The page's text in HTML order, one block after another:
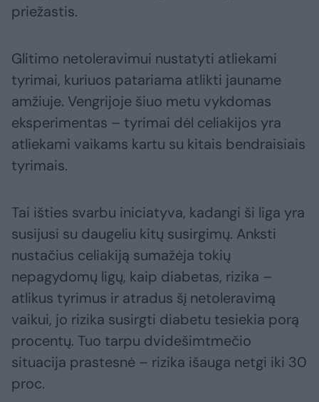
priežastis.
Glitimo netoleravimui nustatyti atliekami
tyrimai, kuriuos patariama atlikti jauname
amžiuje. Vengrijoje šiuo metu vykdomas
eksperimentas – tyrimai dėl celiakijos yra
atliekami vaikams kartu su kitais bendraisiais
tyrimais.
Tai išties svarbu iniciatyva, kadangi ši liga yra
susijusi su daugeliu kitų susirgimų. Anksti
nustačius celiakiją sumažėja tokių
nepagydomų ligų, kaip diabetas, rizika –
atlikus tyrimus ir atradus šį netoleravimą
vaikui, jo rizika susirgti diabetu tesiekia porą
procentų. Tuo tarpu dvidešimtmečio
situacija prastesnė – rizika išauga netgi iki 30
proc.